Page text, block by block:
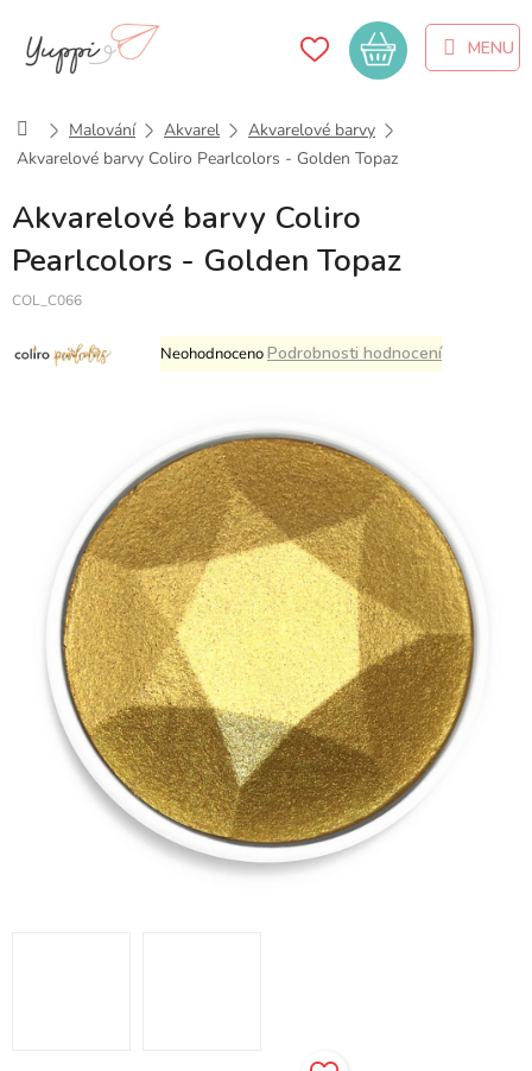
obsah
Nákupní
košík
DomůMalování Akvarel
Akvarelové barvy
Akvarelové barvy Coliro Pearlcolors - Golden Topaz
Akvarelové barvy Coliro
Pearlcolors - Golden Topaz
COL_C066
Průměrné
hodnocení
z
5
hvězdiček.
NeohodnocenoPodrobnosti hodnocení